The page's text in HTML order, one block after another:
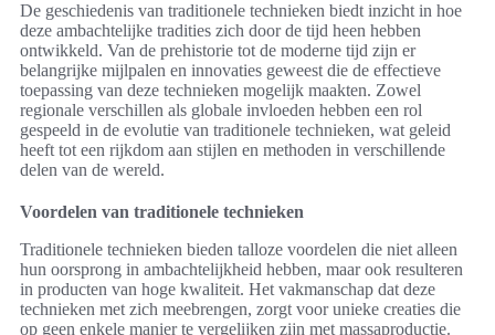
De geschiedenis van traditionele technieken biedt inzicht in hoe
deze ambachtelijke tradities zich door de tijd heen hebben
ontwikkeld. Van de prehistorie tot de moderne tijd zijn er
belangrijke mijlpalen en innovaties geweest die de effectieve
toepassing van deze technieken mogelijk maakten. Zowel
regionale verschillen als globale invloeden hebben een rol
gespeeld in de evolutie van traditionele technieken, wat geleid
heeft tot een rijkdom aan stijlen en methoden in verschillende
delen van de wereld.
Voordelen van traditionele technieken
Traditionele technieken bieden talloze voordelen die niet alleen
hun oorsprong in ambachtelijkheid hebben, maar ook resulteren
in producten van hoge kwaliteit. Het vakmanschap dat deze
technieken met zich meebrengen, zorgt voor unieke creaties die
op geen enkele manier te vergelijken zijn met massaproductie.